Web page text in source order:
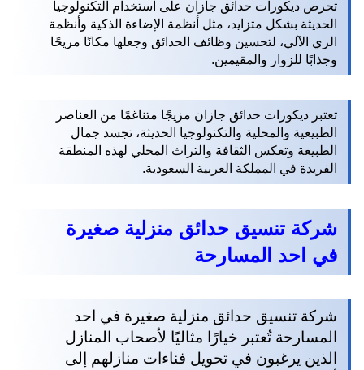
تحرص ديكورات حدائق جازان على استخدام التكنولوجيا
الحديثة بشكل متزايد، مثل أنظمة الإضاءة الذكية وأنظمة
الري الآلي، لتحسين وظائف الحدائق وجعلها مكانًا مريحًا
وجذابًا للزوار والمقيمين.
تعتبر ديكورات حدائق جازان مزيجًا متناغمًا من العناصر
الطبيعية والمحلية والتكنولوجيا الحديثة، تجسد جمال
الطبيعة وتعكس الثقافة والتراث المحلي لهذه المنطقة
الفريدة في المملكة العربية السعودية.
شركة تنسيق حدائق منزلية صغيرة
في احد المسارحة
شركة تنسيق حدائق منزلية صغيرة في احد
المسارحة تُعتبر خيارًا مثاليًا لأصحاب المنازل
الذين يرغبون في تحويل فناءات منازلهم إلى